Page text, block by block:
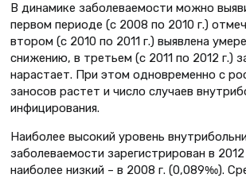
В динамике заболеваемости можно
первом периоде (с 2008 по 2010 г.)
втором (с 2010 по 2011 г.) выявлена
снижению, в третьем (с 2011 по 2012 г.)
нарастает. При этом одновременно с
заносов растет и число случаев
инфицирования.
Наиболее высокий уровень
заболеваемости зарегистрирован в
наиболее низкий – в 2008 г. (0,089‰).